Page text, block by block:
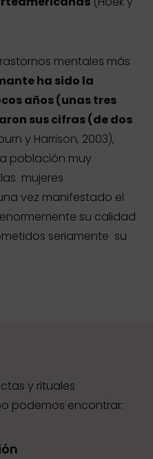
mentales más
ha sido la
años (unas tres
sus cifras (de dos
y Harrison, 2003),
población muy
mujeres
vez manifestado el
su calidad
seriamente su
y rituales
podemos encontrar: